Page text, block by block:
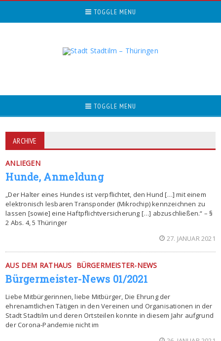
TOGGLE MENU
TOGGLE MENU
ARCHIVE
ANLIEGEN
Hunde, Anmeldung
„Der Halter eines Hundes ist verpflichtet, den Hund […] mit einem
elektronisch lesbaren Transponder (Mikrochip) kennzeichnen zu
lassen [sowie] eine Haftpflichtversicherung […] abzuschließen.“ – §
2 Abs. 4, 5 Thüringer
27. JANUAR 2021
AUS DEM RATHAUS BÜRGERMEISTER-NEWS
Bürgermeister-News 01/2021
Liebe Mitbürgerinnen, liebe Mitbürger, Die Ehrung der
ehrenamtlichen Tätigen in den Vereinen und Organisationen in der
Stadt Stadtilm und deren Ortsteilen konnte in diesem Jahr aufgrund
der Corona-Pandemie nicht im